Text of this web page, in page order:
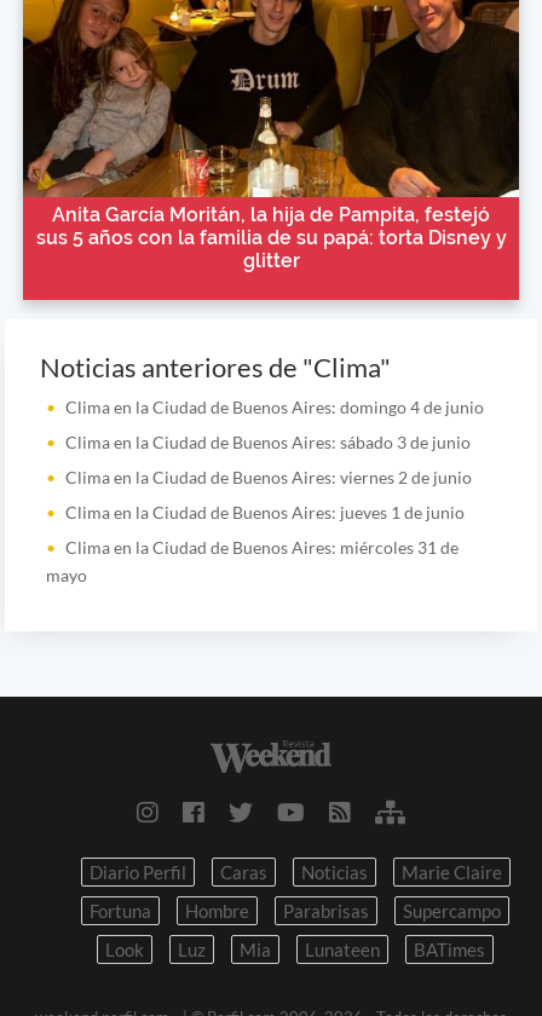
Anita García Moritán, la hija de Pampita, festejó
sus 5 años con la familia de su papá: torta Disney y
glitter
Noticias anteriores de "Clima"
Clima en la Ciudad de Buenos Aires: domingo 4 de junio
Clima en la Ciudad de Buenos Aires: sábado 3 de junio
Clima en la Ciudad de Buenos Aires: viernes 2 de junio
Clima en la Ciudad de Buenos Aires: jueves 1 de junio
Clima en la Ciudad de Buenos Aires: miércoles 31 de
mayo
Diario Perfil Caras Noticias
Marie Claire
Fortuna
Hombre Parabrisas
Supercampo
Look
Luz Mia Lunateen BATimes